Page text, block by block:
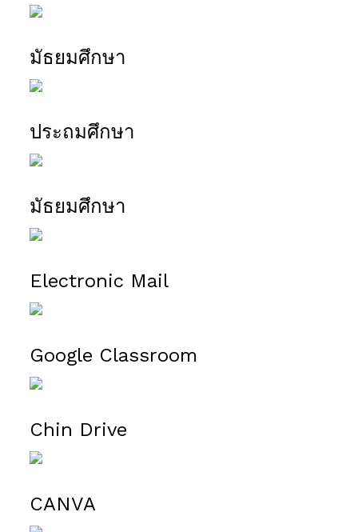
มัธยมศึกษา
ประถมศึกษา
มัธยมศึกษา
Electronic Mail
Google Classroom
Chin Drive
CANVA